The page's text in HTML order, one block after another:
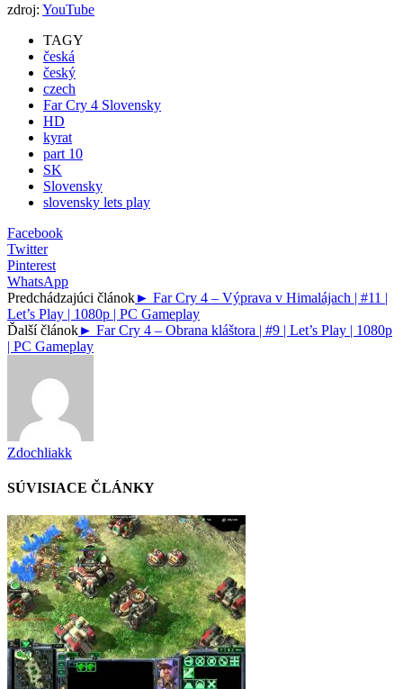
zdroj: YouTube
TAGY
česká
český
czech
Far Cry 4 Slovensky
HD
kyrat
part 10
SK
Slovensky
slovensky lets play
Facebook
Twitter
Pinterest
WhatsApp
Predchádzajúci článok► Far Cry 4 – Výprava v Himalájach | #11 |
Let’s Play | 1080p | PC Gameplay
Ďalší článok► Far Cry 4 – Obrana kláštora | #9 | Let’s Play | 1080p
| PC Gameplay
Zdochliakk
SÚVISIACE ČLÁNKY